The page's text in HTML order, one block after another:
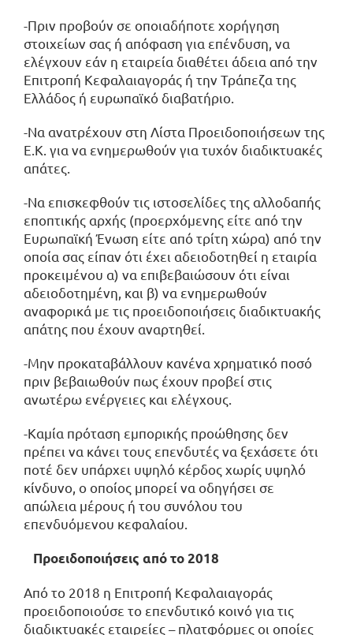
-Πριν προβούν σε οποιαδήποτε χορήγηση
στοιχείων σας ή απόφαση για επένδυση, να
ελέγχουν εάν η εταιρεία διαθέτει άδεια από την
Επιτροπή Κεφαλαιαγοράς ή την Τράπεζα της
Ελλάδος ή ευρωπαϊκό διαβατήριο.
-Να ανατρέχουν στη Λίστα Προειδοποιήσεων της
Ε.Κ. για να ενημερωθούν για τυχόν διαδικτυακές
απάτες.
-Να επισκεφθούν τις ιστοσελίδες της αλλοδαπής
εποπτικής αρχής (προερχόμενης είτε από την
Ευρωπαϊκή Ένωση είτε από τρίτη χώρα) από την
οποία σας είπαν ότι έχει αδειοδοτηθεί η εταιρία
προκειμένου α) να επιβεβαιώσουν ότι είναι
αδειοδοτημένη, και β) να ενημερωθούν
αναφορικά με τις προειδοποιήσεις διαδικτυακής
απάτης που έχουν αναρτηθεί.
-Μην προκαταβάλλουν κανένα χρηματικό ποσό
πριν βεβαιωθούν πως έχουν προβεί στις
ανωτέρω ενέργειες και ελέγχους.
-Καμία πρόταση εμπορικής προώθησης δεν
πρέπει να κάνει τους επενδυτές να ξεχάσετε ότι
ποτέ δεν υπάρχει υψηλό κέρδος χωρίς υψηλό
κίνδυνο, ο οποίος μπορεί να οδηγήσει σε
απώλεια μέρους ή του συνόλου του
επενδυόμενου κεφαλαίου.
Προειδοποιήσεις από το 2018
Από το 2018 η Επιτροπή Κεφαλαιαγοράς
προειδοποιούσε το επενδυτικό κοινό για τις
διαδικτυακές εταιρείες – πλατφόρμες οι οποίες